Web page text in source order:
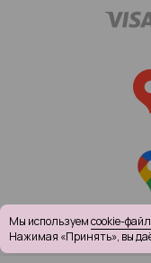
Мы используемcookie-
Нажимая «Принять», вы